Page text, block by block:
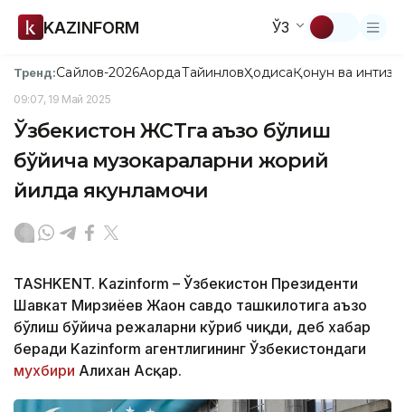
KAZINFORM ЎЗ
Тренд:Сайлов-2026АқордаТайинловҲодисаҚонун ва
09:07, 19 Май 2025
Ўзбекистон ЖСТга аъзо бўлиш
бўйича музокараларни жорий
йилда якунламоқчи
TASHKENT. Kazinform – Ўзбекистон Президенти
Шавкат Мирзиёев Жаҳон савдо ташкилотига аъзо
бўлиш бўйича режаларни кўриб чиқди, деб хабар
беради Kazinform агентлигининг Ўзбекистондаги
мухбири Алихан Асқар.